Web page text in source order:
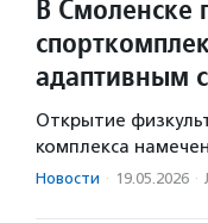
В Смоленске
адаптивным
Открытие
комплекса
Новости · 19.05.2026 ·